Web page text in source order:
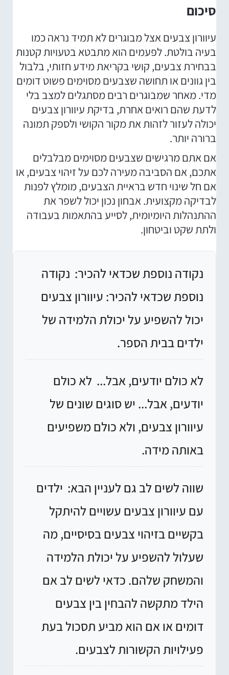
סיכום
עיוורון צבעים אצל מבוגרים לא תמיד נראה כמו
בעיה בולטת. לפעמים הוא מתבטא בטעויות קטנות
בבחירת צבעים, קושי בקריאת מידע חזותי, בלבול
בין גוונים או תחושה שצבעים מסוימים פשוט דומים
מדי. מאחר שמבוגרים רבים מסתגלים למצב בלי
לדעת שהם רואים אחרת, בדיקת עיוורון צבעים
יכולה לעזור לזהות את מקור הקושי ולספק תמונה
ברורה יותר.
אם אתם מרגישים שצבעים מסוימים מבלבלים
אתכם, אם הסביבה מעירה לכם על זיהוי צבעים, או
אם חל שינוי חדש בראיית הצבעים, מומלץ לפנות
לבדיקה מקצועית. אבחון נכון יכול לשפר את
ההתנהלות היומיומית, לסייע בהתאמות בעבודה
ולתת שקט וביטחון.
נקודה נוספת שכדאי להכיר: נקודה
נוספת שכדאי להכיר: עיוורון צבעים
יכול להשפיע על יכולת הלמידה של
ילדים בבית הספר.
לא כולם יודעים, אבל... לא כולם
יודעים, אבל... יש סוגים שונים של
עיוורון צבעים, ולא כולם משפיעים
באותה מידה.
שווה לשים לב גם לעניין הבא: ילדים
עם עיוורון צבעים עשויים להיתקל
בקשיים בזיהוי צבעים בסיסיים, מה
שעלול להשפיע על יכולת הלמידה
והמשחק שלהם. כדאי לשים לב אם
הילד מתקשה להבחין בין צבעים
דומים או אם הוא מביע תסכול בעת
פעילויות הקשורות לצבעים.